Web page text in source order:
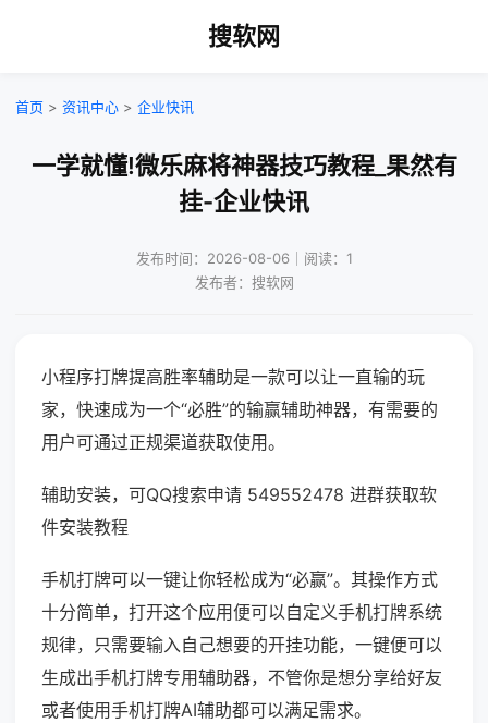
搜软网
首页 > 资讯中心 > 企业快讯
一学就懂!微乐麻将神器技巧教程_果然有
挂-企业快讯
发布时间：2026-08-06｜阅读：1
发布者：搜软网
小程序打牌提高胜率辅助是一款可以让一直输的玩
家，快速成为一个“必胜”的输赢辅助神器，有需要的
用户可通过正规渠道获取使用。
辅助安装，可QQ搜索申请 549552478 进群获取软
件安装教程
手机打牌可以一键让你轻松成为“必赢”。其操作方式
十分简单，打开这个应用便可以自定义手机打牌系统
规律，只需要输入自己想要的开挂功能，一键便可以
生成出手机打牌专用辅助器，不管你是想分享给好友
或者使用手机打牌AI辅助都可以满足需求。